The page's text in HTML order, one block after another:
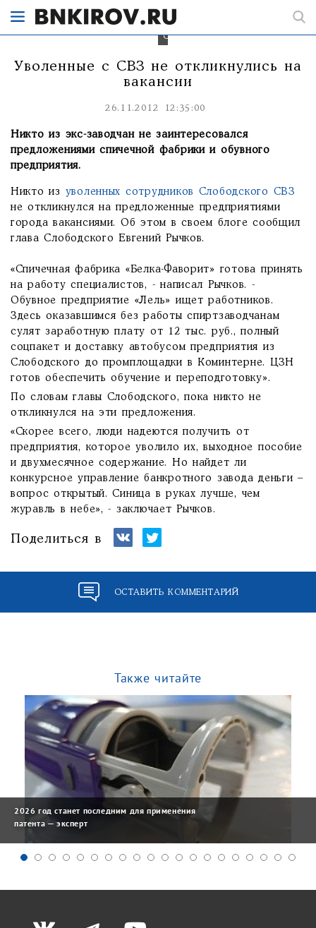
предприятиях
Слободского.
Уволенные с СВЗ не откликнулись на
вакансии
26.11.2012 12:35:00
Никто из экс-заводчан не заинтересовался
предложениями спичечной фабрики и обувного
предприятия.
Никто из уволенных сотрудников Слободского СВЗ
не откликнулся на предложенные предприятиями
города вакансиями. Об этом в своем блоге сообщил
глава Слободского Евгений Рычков.
«Спичечная фабрика «Белка-Фаворит» готова принять
на работу специалистов, - написал Рычков. -
Обувное предприятие «Лель» ищет работников.
Здесь оказавшимся без работы спиртзаводчанам
сулят заработную плату от 12 тыс. руб., полный
соцпакет и доставку автобусом предприятия из
Слободского до промплощадки в Коминтерне. ЦЗН
готов обеспечить обучение и переподготовку».
По словам главы Слободского, пока никто не
откликнулся на эти предложения.
«Скорее всего, люди надеются получить от
предприятия, которое уволило их, выходное пособие
и двухмесячное содержание. Но найдет ли
конкурсное управление банкротного завода деньги –
вопрос открытый. Синица в руках лучше, чем
журавль в небе», - заключает Рычков.
Поделиться в
ОСТАВИТЬ КОММЕНТАРИЙ
Также читайте
2026 год станет последним для применения
патента — эксперт